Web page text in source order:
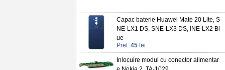
Capac baterie Huawei Mate 20 Lite, S
NE-LX1 DS, SNE-LX3 DS, INE-LX2 Bl
ue
Pret: 45 lei
Inlocuire modul cu conector alimentar